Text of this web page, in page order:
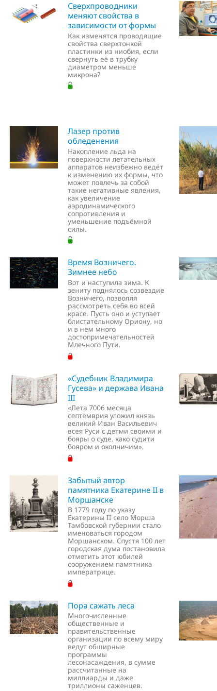
Сверхпроводники
меняют свойства в
зависимости от формы
Как изменятся проводящие
свойства сверхтонкой
пластинки из ниобия, если
свернуть её в трубку
диаметром меньше
микрона?
Лазер против
обледенения
Накопление льда на
поверхности летательных
аппаратов неизбежно ведёт
к изменению их формы, что
может повлечь за собой
такие негативные явления,
как увеличение
аэродинамического
сопротивления и
уменьшение подъёмной
силы.
Время Возничего.
Зимнее небо
Вот и наступила зима. К
зениту поднялось созвездие
Возничего, позволяя
рассмотреть себя во всей
красе. Пусть оно и уступает
блистательному Ориону, но
и в нём много
достопримечательностей
Млечного Пути.
«Судебник Владимира
Гусева» и держава Ивана
III
«Лета 7006 месяца
септемврия уложил князь
великий Иван Васильевич
всея Руси с детми своими и
бояры о суде, како судити
бояром и околничим».
Забытый автор
памятника Екатерине II в
Моршанске
В 1779 году по указу
Екатерины II село Морша
Тамбовской губернии стало
именоваться городом
Моршанском. Спустя 100 лет
городская дума постановила
отметить этот юбилей
сооружением памятника
императрице.
Пора сажать леса
Многочисленные
общественные и
правительственные
организации по всему миру
ведут обширные
программы
лесонасаждения, в сумме
рассчитанные на
миллиарды и даже
триллионы саженцев.